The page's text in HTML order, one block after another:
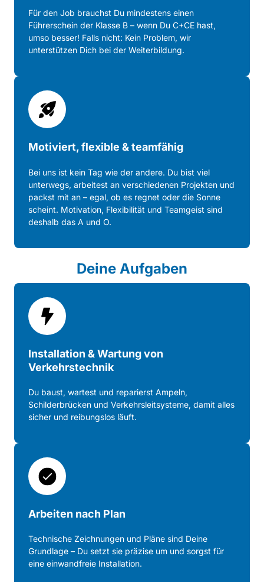
Für den Job brauchst Du mindestens
Führerschein der Klasse B – wenn Du C+CE
umso besser! Falls nicht: Kein Problem,
unterstützen Dich bei der Weiterbildung.
Motiviert, flexible & teamfähig
Bei uns ist kein Tag wie der andere. Du bist
unterwegs, arbeitest an verschiedenen Projekten
packst mit an – egal, ob es regnet oder die
scheint. Motivation, Flexibilität und Teamgeist
deshalb das A und O.
Deine Aufgaben
Installation & Wartung von
Verkehrstechnik
Du baust, wartest und reparierst
Schilderbrücken und Verkehrsleitsysteme, damit
sicher und reibungslos läuft.
Arbeiten nach Plan
Technische Zeichnungen und Pläne sind
Grundlage – Du setzt sie präzise um und sorgst
eine einwandfreie Installation.